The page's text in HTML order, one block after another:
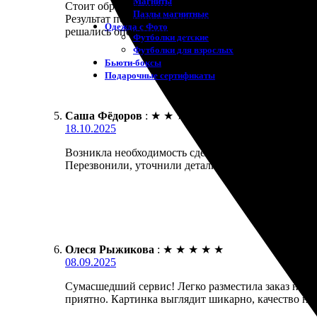
Пазлы магнитные
Одежда с Фото
Футболки детские
Футболки для взрослых
Бьюти-боксы
Подарочные сертификаты
Стоит обратить внимание на этот сервис.
Результат порадовал, качество на высоком
решались оперативно. Буду заказывать еще!
Саша Фёдоров : ★ ★ ★
18.10.2025
Возникла необходимость сделать красивую
Перезвонили, уточнили детали. Итог превзошел
Олеся Рыжикова : ★ ★ ★ ★ ★
08.09.2025
Сумасшедший сервис! Легко разместила заказ на
приятно. Картинка выглядит шикарно, качество на